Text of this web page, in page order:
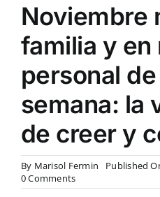
Noviembre
familia y en
personal
semana: la
de creer y
By Marisol Fermin
Published
0 Commentson
Noviembre